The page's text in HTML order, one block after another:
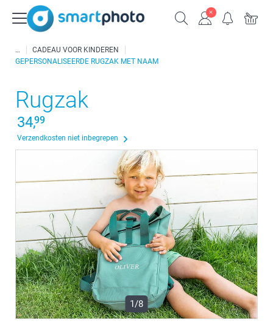
CADEAU VOOR KINDEREN
GEPERSONALISEERDE RUGZAK MET NAAM
Rugzak
34,99
Verzendkosten niet inbegrepen
1/8